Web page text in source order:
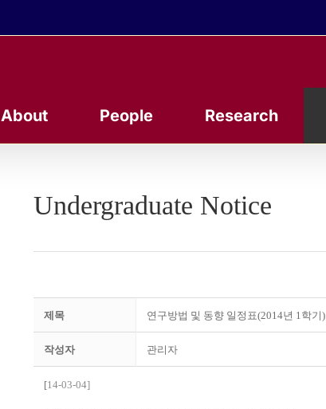
About People Research
Undergraduate Notice
제목 연구방법 및 동향 일정표(2014년 1학기)
작성자 관리자
[14-03-04]